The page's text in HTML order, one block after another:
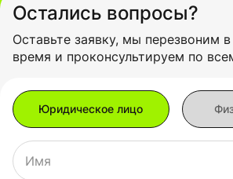
Остались вопросы?
Оставьте заявку, мы перезвоним
время и проконсультируем по
Имя